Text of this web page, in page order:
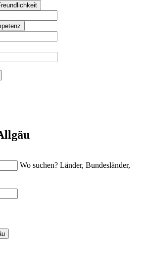
Wo suchen? Länder, Bundesländer,